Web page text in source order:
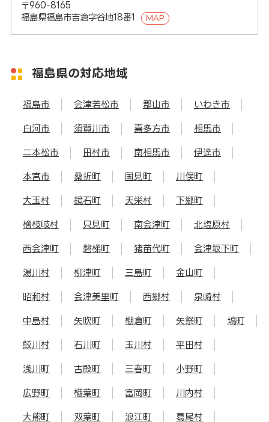
〒960-8165
福島県福島市吉倉字谷地18番1
MAP
福島県の対応地域
福島市 会津若松市 郡山市 いわき市
白河市 須賀川市 喜多方市 相馬市
二本松市 田村市 南相馬市 伊達市
本宮市 桑折町 国見町 川俣町
大玉村 鏡石町 天栄村 下郷町
檜枝岐村 只見町 南会津町 北塩原村
西会津町 磐梯町 猪苗代町 会津坂下町
湯川村 柳津町 三島町 金山町
昭和村 会津美里町 西郷村 泉崎村
中島村 矢吹町 棚倉町 矢祭町 塙町
鮫川村 石川町 玉川村 平田村
浅川町 古殿町 三春町 小野町
広野町 楢葉町 富岡町 川内村
大熊町 双葉町 浪江町 葛尾村